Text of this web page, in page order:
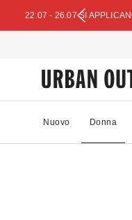
22.07 - 26.07 SI
Nuovo Donna